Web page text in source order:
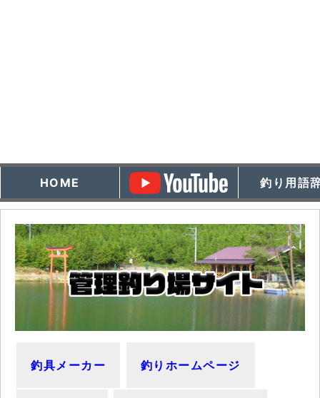
HOME 釣り用語
釣具メーカー 釣りホームページ